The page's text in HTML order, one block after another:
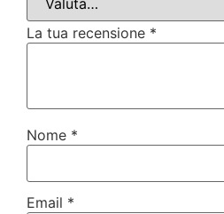
La tua recensione *
Nome *
Email *